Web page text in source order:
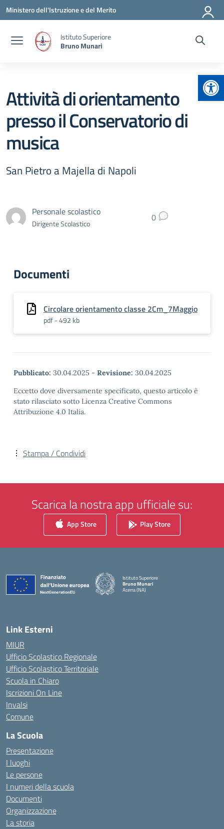
Vai ai contenuti
Vai al menu di navigazione
Vai al footer
Ministero dell'Istruzione e del Merito
Istituto Superiore
Bruno Munari
Attività di orientamento
presso il Conservatorio di
musica
San Pietro a Majella di Napoli
Personale scolastico
Dirigente Scolastico 0
Documenti
Circolare orientamento classe 2Cm_7Maggio
pdf - 492 kb
Pubblicato: 30.04.2025 - Revisione: 30.04.2025
Eccetto dove diversamente specificato, questo articolo è
stato rilasciato sotto Licenza Creative Commons
Attribuzione 4.0 Italia.
Stampa / Condividi
Scarica la nostra app ufficiale su:
App Store Play Store
Istituto Superiore
Bruno Munari
Acerra (NA)
Link Esterni
MIUR
Ufficio Scolastico Regionale
Ufficio Scolastico Territoriale
Scuola in Chiaro
Iscrizioni On Line
Invalsi
Comune
La Scuola
Presentazione
I luoghi
Le persone
I numeri della scuola
Documenti
Organizzazione
La storia